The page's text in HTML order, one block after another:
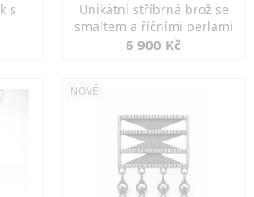
s
Unikátní stříbrná brož se
smaltem a říčními perlami
6 900 Kč
NOVÉ